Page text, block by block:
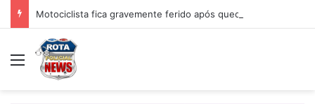
Menu